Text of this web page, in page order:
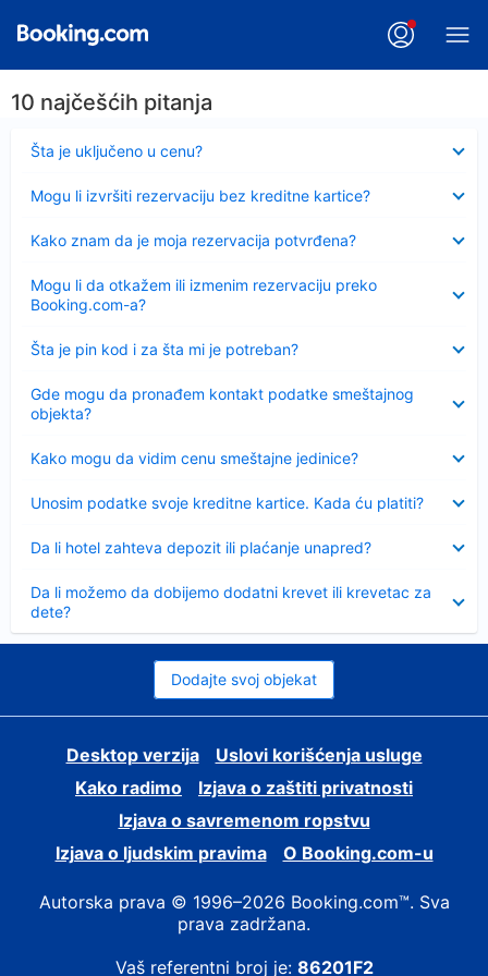
10 najčešćih pitanja
Šta je uključeno u cenu?
Sažeto
Mogu li izvršiti rezervaciju bez kreditne kartice?
Kako znam da je moja rezervacija potvrđena?
Mogu li da otkažem ili izmenim rezervaciju preko
Booking.com-a?
Šta je pin kod i za šta mi je potreban?
Sažeto
Gde mogu da pronađem kontakt podatke smeštajnog
objekta?
Kako mogu da vidim cenu smeštajne jedinice?
Unosim podatke svoje kreditne kartice. Kada ću platiti?
Da li hotel zahteva depozit ili plaćanje unapred?
Da li možemo da dobijemo dodatni krevet ili krevetac za
dete?
Dodajte svoj objekat
Desktop verzija
Uslovi korišćenja usluge
Kako radimo
Izjava o zaštiti privatnosti
Izjava o savremenom ropstvu
Izjava o ljudskim pravima
О Booking.com-u
Autorska prava © 1996–2026 Booking.com™. Sva
prava zadržana.
Vaš referentni broj je: 86201F2